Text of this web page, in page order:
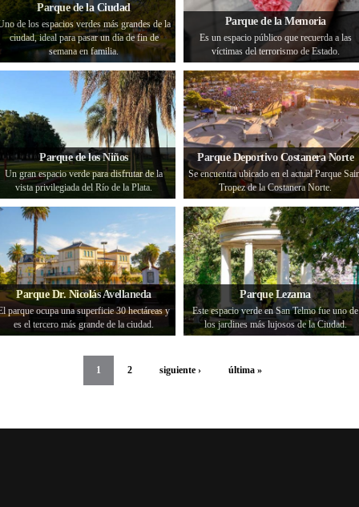
Parque de la Ciudad
de los espacios verdes más grandes de la
ciudad, ideal para pasar un día de fin de
semana en familia.
Parque de la Memoria
Es un espacio público que recuerda a las
víctimas del terrorismo de Estado.
Parque de los Niños
Un gran espacio verde para disfrutar de la
vista privilegiada del Río de la Plata.
Parque Deportivo Costanera Norte
Se encuentra ubicado en el actual Parque
Tropez de la Costanera Norte.
Parque Dr. Nicolás Avellaneda
parque ocupa una superficie 30 hectáreas y
es el tercero más grande de la ciudad.
Parque Lezama
Este espacio verde en San Telmo fue uno de
los jardines más lujosos de la Ciudad.
1 2 siguiente › última »